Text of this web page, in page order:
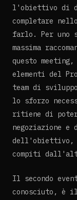
l'obiettivo di
completare
farlo. Per uno
massima
questo
elementi del
team di
lo sforzo
ritiene di poter
negoziazione e
dell'obiettivo,
compiti
Il secondo
conosciuto, è il